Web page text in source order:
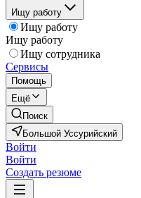
Ищу работу
Ищу работу
Ищу работу
Ищу сотрудника
Сервисы
Помощь
Ещё
Поиск
Большой Уссурийский
Войти
Войти
Создать резюме